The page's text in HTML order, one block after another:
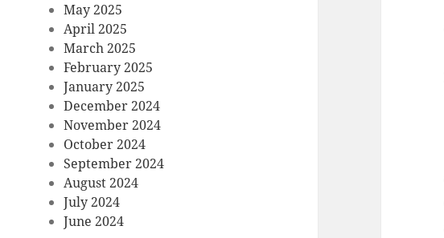
May 2025
April 2025
March 2025
February 2025
January 2025
December 2024
November 2024
October 2024
September 2024
August 2024
July 2024
June 2024